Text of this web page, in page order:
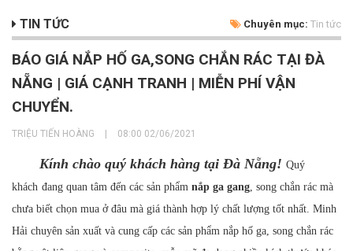
TIN TỨC Chuyên mục: Tin tức
BÁO GIÁ NẮP HỐ GA,SONG CHẮN RÁC TẠI ĐÀ
NẴNG | GIÁ CẠNH TRANH | MIỄN PHÍ VẬN
CHUYỂN.
TRIỆU TIẾN HOÀNG 08:00 02/06/2021
Kính chào quý khách hàng tại Đà Nẵng! Quý
khách đang quan tâm đến các sản phẩm nắp ga gang, song chắn rác mà
chưa biết chọn mua ở đâu mà giá thành hợp lý chất lượng tốt nhất. Minh
Hải chuyên sản xuất và cung cấp các sản phẩm nắp hố ga, song chắn rác